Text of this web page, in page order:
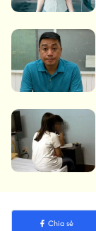
Chia sẻ